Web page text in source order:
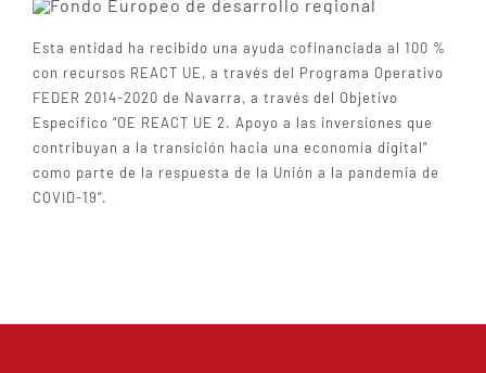
Esta entidad ha recibido una ayuda cofinanciada al 100 %
con recursos REACT UE, a través del Programa Operativo
FEDER 2014-2020 de Navarra, a través del Objetivo
Específico “OE REACT UE 2. Apoyo a las inversiones que
contribuyan a la transición hacia una economía digital”
como parte de la respuesta de la Unión a la pandemia de
COVID-19”.